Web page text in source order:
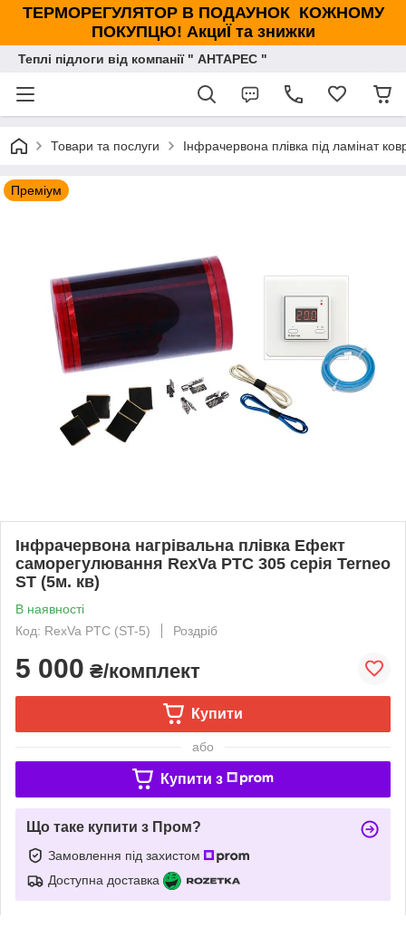
ТЕРМОРЕГУЛЯТОР В ПОДАУНОК КОЖНОМУ
ПОКУПЦЮ! АкциЇ та знижки
Теплі підлоги від компанії " АНТАРЕС "
Товари та послуги Інфрачервона плівка під ламінат
Преміум
Інфрачервона нагрівальна плівка Ефект
саморегулювання RexVa PTC 305 серія Terneo
ST (5м. кв)
В наявності
Код: RexVa PTC (ST-5)
Роздріб
5 000 ₴/комплект
Купити
або
Купити з
Що таке купити з Пром?
Замовлення під захистом
Доступна доставка